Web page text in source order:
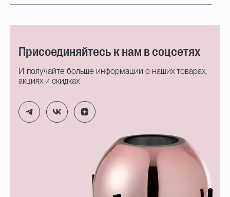
Присоединяйтесь к нам в соцсетях
И получайте больше информации о наших товарах,
акциях и скидках